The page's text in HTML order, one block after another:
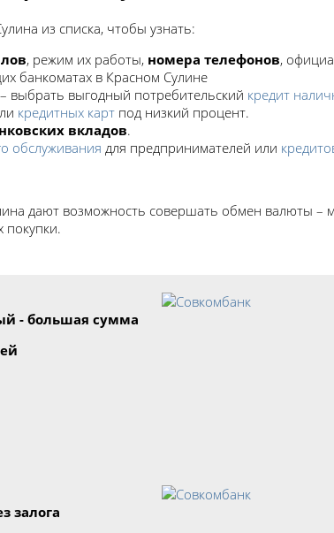
из списка, чтобы узнать:
, режим их работы, номера телефонов,
банкоматах в Красном Сулине
– выбрать выгодный потребительский кредит
кредитных карт под низкий процент.
вкладов.
обслуживания для предпринимателей или
дают возможность совершать обмен валюты –
покупки.
- большая сумма
залога